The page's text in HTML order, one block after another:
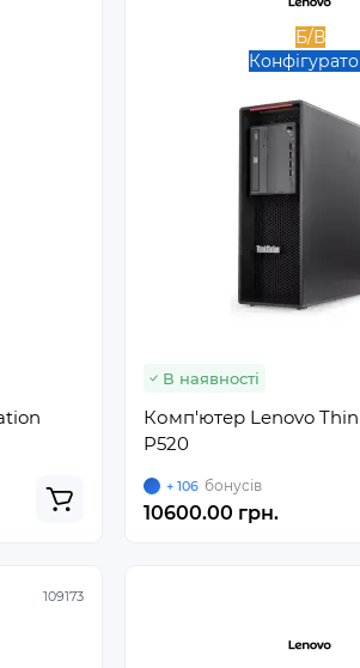
Б/В
В наявності
Комп'ютер Lenovo
P520
+ 106 бонусів
10600.00 грн.
109173